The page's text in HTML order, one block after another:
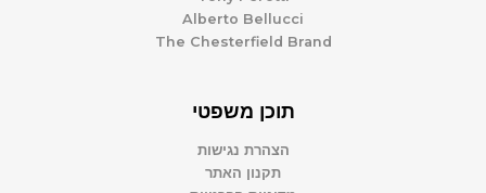
Alberto Bellucci
The Chesterfield Brand
תוכן משפטי
הצהרת נגישות
תקנון האתר